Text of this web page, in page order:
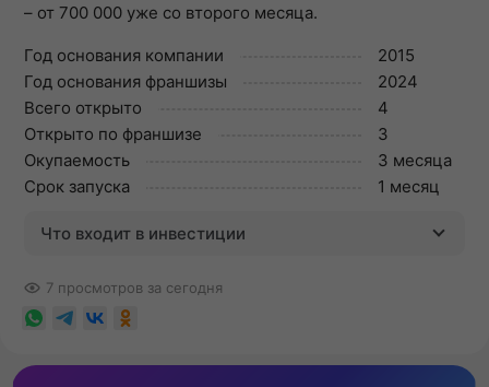
– от 700 000 уже со второго месяца.
Год основания компании
2015
Год основания франшизы
2024
Всего открыто
4
Открыто по франшизе
3
Окупаемость
3 месяца
Срок запуска
1 месяц
Что входит в инвестиции
7 просмотров за сегодня